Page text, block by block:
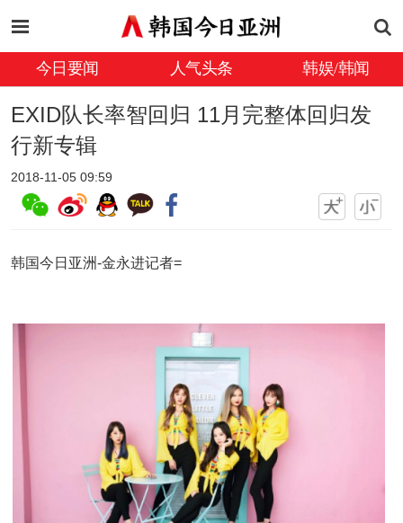
今日要闻 人气头条 韩娱/韩闻
EXID队长率智回归 11月完整体回归发
行新专辑
2018-11-05 09:59
韩国今日亚洲-金永进记者=